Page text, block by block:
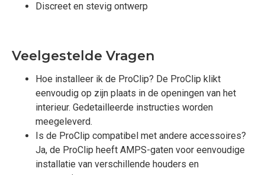
Discreet en stevig ontwerp
Veelgestelde Vragen
Hoe installeer ik de ProClip? De ProClip klikt
eenvoudig op zijn plaats in de openingen van het
interieur. Gedetailleerde instructies worden
meegeleverd.
Is de ProClip compatibel met andere accessoires?
Ja, de ProClip heeft AMPS-gaten voor eenvoudige
installatie van verschillende houders en